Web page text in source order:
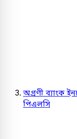
অগ্রণী ব্যাংক
পিএলসি